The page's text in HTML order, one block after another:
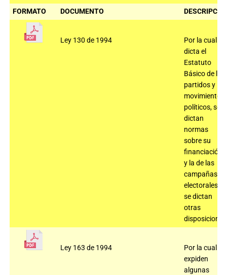
FORMATO
DOCUMENTO
Ley 130 de 1994
Por la cual se
dicta el
Estatuto
Básico de los
partidos y
movimientos
políticos, se
dictan
normas
sobre su
financiación
y la de las
campañas
electorales y
se dictan
otras
Ley 163 de 1994
Por la cual se
expiden
algunas